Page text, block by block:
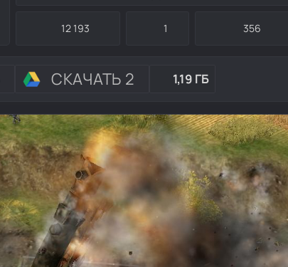
12 193 1 356
СКАЧАТЬ 2 1,19 ГБ